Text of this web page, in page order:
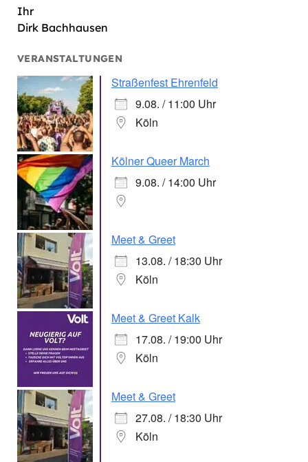
Ihr
Dirk Bachhausen
VERANSTALTUNGEN
Straßenfest Ehrenfeld
9.08. / 11:00 Uhr
Köln
Kölner Queer March
9.08. / 14:00 Uhr
Meet & Greet
13.08. / 18:30 Uhr
Köln
Meet & Greet Kalk
17.08. / 19:00 Uhr
Köln
Meet & Greet
27.08. / 18:30 Uhr
Köln